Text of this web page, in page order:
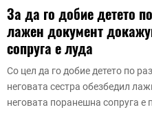
За да го добие детето
лажен документ
сопруга е луда
Со цел да го добие детето по
неговата сестра обезбедил
неговата поранешна сопруга е